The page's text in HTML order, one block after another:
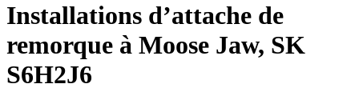
Installations d’attache de
remorque à Moose Jaw, SK
S6H2J6